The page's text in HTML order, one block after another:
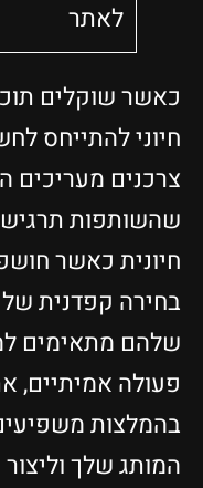
לאתר
כאשר שוקלים
חיוני להתייחס
צרכנים מעריכים
שהשותפות
חיונית כאשר
בחירה קפדנית
שלהם מתאימים
פעולה אמיתיים,
בהמלצות
המותג שלך